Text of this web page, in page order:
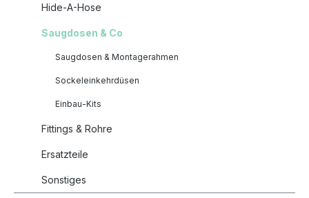
Hide-A-Hose
Saugdosen & Co
Saugdosen & Montagerahmen
Sockeleinkehrdüsen
Einbau-Kits
Fittings & Rohre
Ersatzteile
Sonstiges